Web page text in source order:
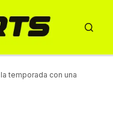
temporada con una